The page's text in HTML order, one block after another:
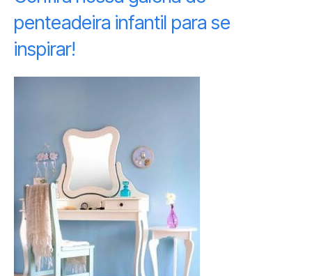
penteadeira infantil para se
inspirar!